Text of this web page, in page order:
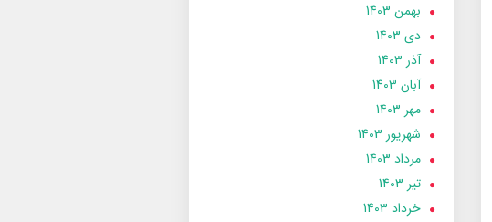
بهمن 1403
دی 1403
آذر 1403
آبان 1403
مهر 1403
شهریور 1403
مرداد 1403
تير 1403
خرداد 1403